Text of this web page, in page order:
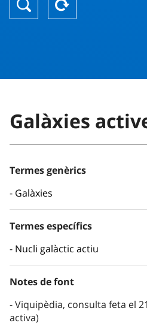
Galàxies
Termes genèrics
Galàxies
Termes específics
Nucli galàctic actiu
Notes de font
Viquipèdia, consulta feta el
activa)